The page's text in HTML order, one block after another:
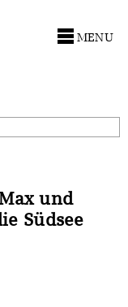
MENU
und
Südsee